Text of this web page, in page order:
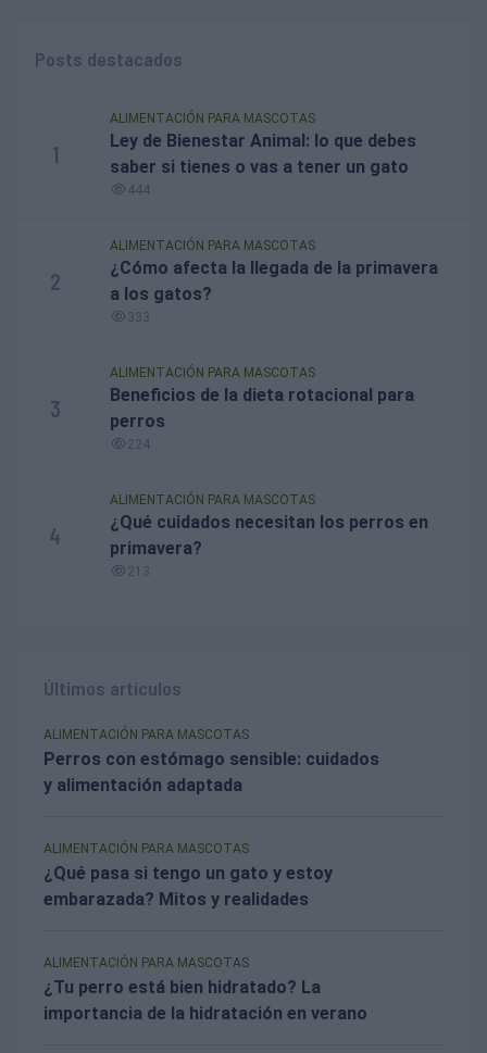
Posts destacados
1
ALIMENTACIÓN PARA MASCOTAS
Ley de Bienestar Animal: lo que debes
saber si tienes o vas a tener un gato
444
2
ALIMENTACIÓN PARA MASCOTAS
¿Cómo afecta la llegada de la primavera
a los gatos?
333
3
ALIMENTACIÓN PARA MASCOTAS
Beneficios de la dieta rotacional para
perros
224
4
ALIMENTACIÓN PARA MASCOTAS
¿Qué cuidados necesitan los perros en
primavera?
213
Últimos artículos
ALIMENTACIÓN PARA MASCOTAS
Perros con estómago sensible: cuidados
y alimentación adaptada
ALIMENTACIÓN PARA MASCOTAS
¿Qué pasa si tengo un gato y estoy
embarazada? Mitos y realidades
ALIMENTACIÓN PARA MASCOTAS
¿Tu perro está bien hidratado? La
importancia de la hidratación en verano